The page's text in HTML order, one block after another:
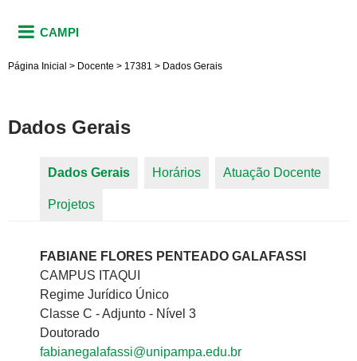
CAMPI
Página Inicial > Docente > 17381 > Dados Gerais
Dados Gerais
Dados Gerais (aba ativa)
Horários Atuação Docente
Projetos
FABIANE FLORES PENTEADO GALAFASSI
CAMPUS ITAQUI
Regime Jurídico Único
Classe C - Adjunto - Nível 3
Doutorado
fabianegalafassi@unipampa.edu.br